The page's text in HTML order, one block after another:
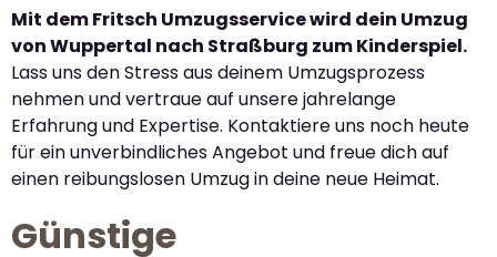
Mit dem Fritsch Umzugsservice wird dein Umzug
von Wuppertal nach Straßburg zum Kinderspiel.
Lass uns den Stress aus deinem Umzugsprozess
nehmen und vertraue auf unsere jahrelange
Erfahrung und Expertise. Kontaktiere uns noch heute
für ein unverbindliches Angebot und freue dich auf
einen reibungslosen Umzug in deine neue Heimat.
Günstige